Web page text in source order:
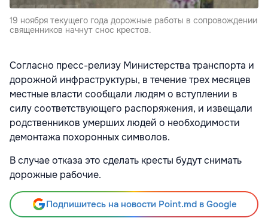
19 ноября текущего года дорожные работы в сопровождении
священников начнут снос крестов.
Согласно пресс-релизу Министерства транспорта и
дорожной инфраструктуры, в течение трех месяцев
местные власти сообщали людям о вступлении в
силу соответствующего распоряжения, и извещали
родственников умерших людей о необходимости
демонтажа похоронных символов.
В случае отказа это сделать кресты будут снимать
дорожные рабочие.
Подпишитесь на новости Point.md в Google